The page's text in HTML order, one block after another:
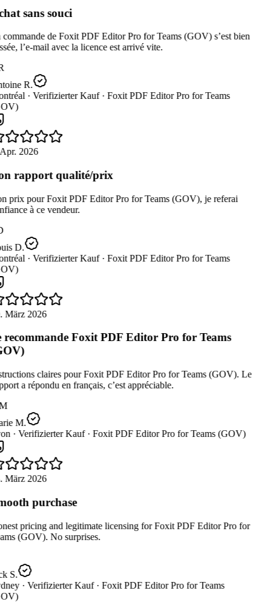
sans souci
de Foxit PDF Editor Pro for Teams (GOV) s’est bien
l’e-mail avec la licence est arrivé vite.
R.
· Verifizierter Kauf · Foxit PDF Editor Pro for Teams
2026
rapport qualité/prix
prix pour Foxit PDF Editor Pro for Teams (GOV), je referai
à ce vendeur.
D.
· Verifizierter Kauf · Foxit PDF Editor Pro for Teams
März 2026
recommande Foxit PDF Editor Pro for Teams
claires pour Foxit PDF Editor Pro for Teams (GOV). Le
a répondu en français, c’est appréciable.
M.
· Verifizierter Kauf · Foxit PDF Editor Pro for Teams (GOV)
März 2026
purchase
pricing and legitimate licensing for Foxit PDF Editor Pro for
(GOV). No surprises.
S.
· Verifizierter Kauf · Foxit PDF Editor Pro for Teams